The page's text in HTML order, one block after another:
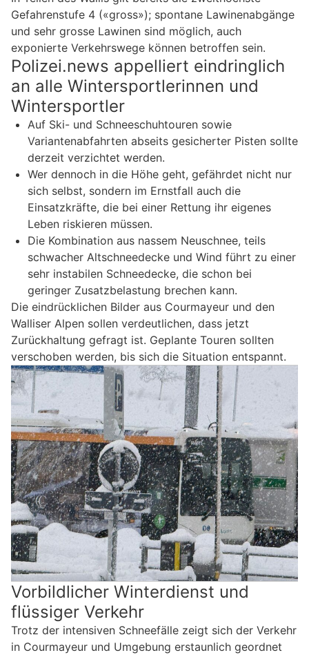
Gefahrenstufe 4 («gross»); spontane Lawinenabgänge
und sehr grosse Lawinen sind möglich, auch
exponierte Verkehrswege können betroffen sein.
Polizei.news appelliert eindringlich
an alle Wintersportlerinnen und
Wintersportler
Auf Ski- und Schneeschuhtouren sowie
Variantenabfahrten abseits gesicherter Pisten sollte
derzeit verzichtet werden.
Wer dennoch in die Höhe geht, gefährdet nicht nur
sich selbst, sondern im Ernstfall auch die
Einsatzkräfte, die bei einer Rettung ihr eigenes
Leben riskieren müssen.
Die Kombination aus nassem Neuschnee, teils
schwacher Altschneedecke und Wind führt zu einer
sehr instabilen Schneedecke, die schon bei
geringer Zusatzbelastung brechen kann.
Die eindrücklichen Bilder aus Courmayeur und den
Walliser Alpen sollen verdeutlichen, dass jetzt
Zurückhaltung gefragt ist. Geplante Touren sollten
verschoben werden, bis sich die Situation entspannt.
Vorbildlicher Winterdienst und
flüssiger Verkehr
Trotz der intensiven Schneefälle zeigt sich der Verkehr
in Courmayeur und Umgebung erstaunlich geordnet